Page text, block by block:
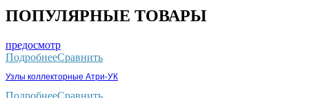
ПОПУЛЯРНЫЕ ТОВАРЫ
предосмотр
ПодробнееСравнить
Узлы коллекторные Атри-УК